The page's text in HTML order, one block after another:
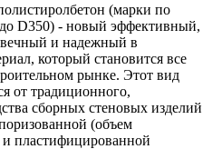
(марки по
D350) - новый эффективный,
и надежный в
который становится все
рынке. Этот вид
от традиционного,
сборных стеновых изделий
(объем
и пластифицированной